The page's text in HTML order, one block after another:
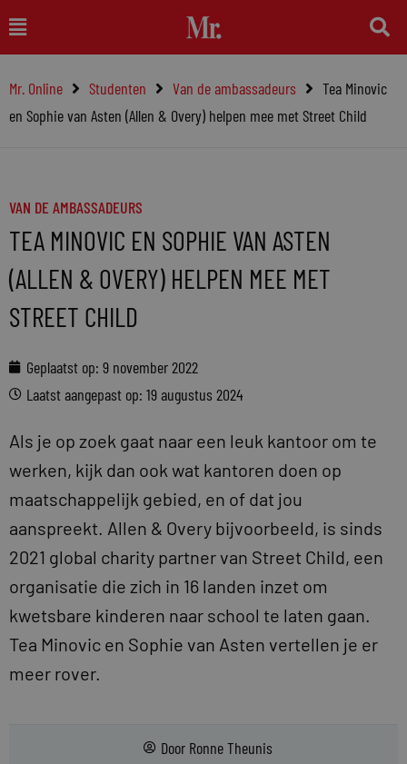
naar
inhoud
Main
Menu
Mr. Online Studenten Van de ambassadeurs
Tea Minovic
en Sophie van Asten (Allen & Overy) helpen mee met Street Child
VAN DE AMBASSADEURS
TEA MINOVIC EN SOPHIE VAN ASTEN
(ALLEN & OVERY) HELPEN MEE MET
STREET CHILD
Geplaatst op: 9 november 2022
Laatst aangepast op: 19 augustus 2024
Als je op zoek gaat naar een leuk kantoor om te
werken, kijk dan ook wat kantoren doen op
maatschappelijk gebied, en of dat jou
aanspreekt. Allen & Overy bijvoorbeeld, is sinds
2021 global charity partner van Street Child, een
organisatie die zich in 16 landen inzet om
kwetsbare kinderen naar school te laten gaan.
Tea Minovic en Sophie van Asten vertellen je er
meer rover.
Door Ronne Theunis